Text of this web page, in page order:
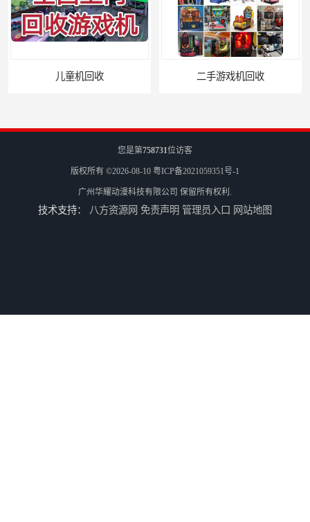
二手游戏机回收 游戏厅设备回收
您是第758731位访客
版权所有 ©2026-08-10 粤ICP备2021059351号-1
广州华耀动漫科技有限公司 保留所有权利.
技术支持： 八方资源网 免责声明 管理员入口 网站地图